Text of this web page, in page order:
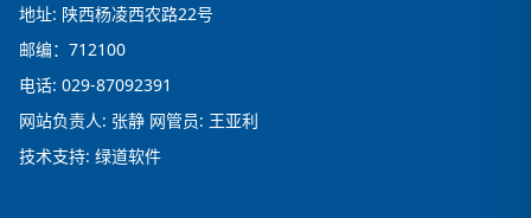
地址: 陕西杨凌西农路22号
邮编：712100
电话: 029-87092391
网站负责人: 张静 网管员: 王亚利
技术支持: 绿道软件